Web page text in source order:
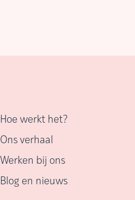
Hoe werkt het?
Ons verhaal
Werken bij ons
Blog en nieuws